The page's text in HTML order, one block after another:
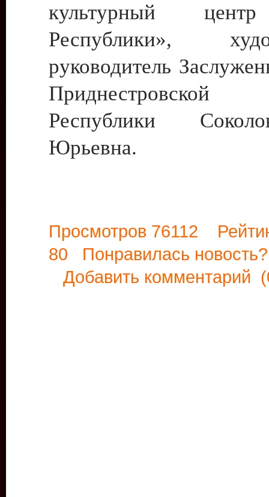
культурный
Республики»,
руководитель
Приднестровской
Республики
Юрьевна.
Просмотров 76112
80 Понравилась
Добавить комментарий